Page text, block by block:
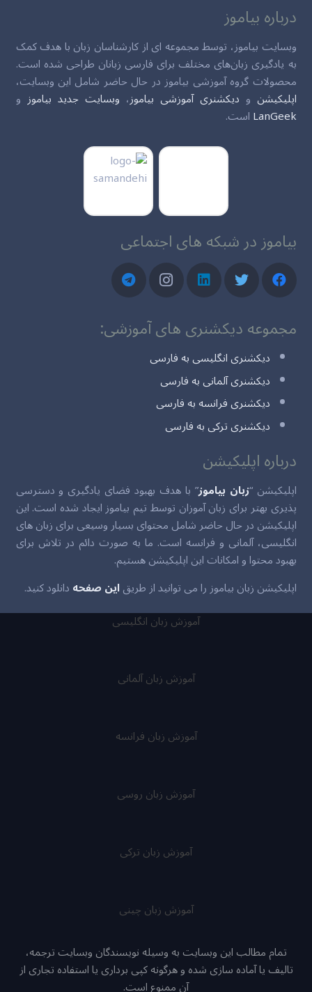
درباره بیاموز
وبسایت بیاموز، توسط مجموعه ای از کارشناسان زبان با هدف کمک
به یادگیری زبان‌های مختلف برای فارسی زبانان طراحی شده است.
محصولات گروه آموزشی بیاموز در حال حاضر شامل این وبسایت،
اپلیکیشن و دیکشنری آموزشی بیاموز، وبسایت جدید بیاموز و
LanGeekاست.
بیاموز در شبکه های اجتماعی
مجموعه دیکشنری های آموزشی:
دیکشنری انگلیسی به فارسی
دیکشنری آلمانی به فارسی
دیکشنری فرانسه به فارسی
دیکشنری ترکی به فارسی
درباره اپلیکیشن
اپلیکیشن “زبان بیاموز” با هدف بهبود فضای یادگیری و دسترسی
پذیری بهتر برای زبان آموزان توسط تیم بیاموز ایجاد شده است. این
اپلیکیشن در حال حاضر شامل محتوای بسیار وسیعی برای زبان های
انگلیسی، آلمانی و فرانسه است. ما به صورت دائم در تلاش برای
بهبود محتوا و امکانات این اپلیکیشن هستیم.
اپلیکیشن زبان بیاموز را می توانید از طریقاین صفحهدانلود کنید.
آموزش زبان انگلیسی
آموزش زبان آلمانی
آموزش زبان فرانسه
آموزش زبان روسی
آموزش زبان ترکی
آموزش زبان چینی
تمام مطالب این وبسایت به وسیله نویسندگان وبسایت ترجمه،
تالیف یا آماده سازی شده و هرگونه کپی برداری یا استفاده تجاری از
آن ممنوع است.